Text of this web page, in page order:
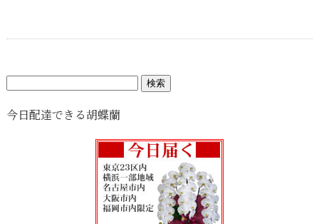
今日配達できる胡蝶蘭